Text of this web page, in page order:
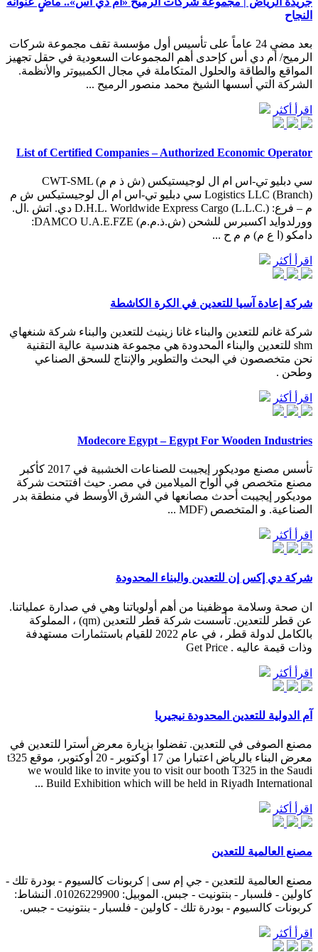
النجاح
بعد مضي 24 عاماً على تأسيس أول مؤسسة تقف مجموعة شركات
الرميح/ أم دي أس كإحدى أهم المجموعات السعودية في حقل تجهيز
المواقع والطاقة والحلول المتكاملة في مجال الكمبيوتر والأنظمة.
الشركة التي أسسها الشيخ محمد منصور الرميح ...
اقرأ أكثر
List of Certified Companies – Authorized Economic Operator
سي دبليو تي-اس ام ال لوجيستيكس (ش ذ م م) CWT-SML
Logistics LLC (Branch) سي دبليو تي-اس ام ال لوجيستيكس ش م
م – فرع: D.H.L. Worldwide Express Cargo (L.L.C.) دي. اتش .ال.
وورلدوايد اكسبرس للشحن (ش.ذ.م.م) DAMCO U.A.E.FZE:
دامكو (ا ع م) م م ح ...
اقرأ أكثر
شركة إعادة آسيا للتعدين في الكرة الكاشطة
شركة غانم للتعدين والبناء غانا زينيث للتعدين والبناء شركة شنغهاي
shm للتعدين والبناء المحدودة هي مجموعة هندسية عالية التقنية
نحن متخصصون في البحث والتطوير والإنتاج للسحق الصناعي
وطحن .
اقرأ أكثر
Modecore Egypt – Egypt For Wooden Industries
تأسس مصنع موديكور إيجيبت للصناعات الخشبية في 2017 كأكبر
مصنع متخصص في ألواح الميلامين في مصر. حيث افتتحت شركة
موديكور إيجيبت أحدث مصانعها في الشرق الأوسط في منطقة بدر
الصناعية. و المتخصص (MDF ...
اقرأ أكثر
شركة دي إكس إن للتعدين والبناء المحدودة
ان صحة وسلامة موظفينا من أهم أولوياتنا وهي في صدارة عملياتنا.
عن قطر للتعدين. تأسست شركة قطر للتعدين (qm) ، المملوكة
بالكامل لدولة قطر ، في عام 2022 للقيام باستثمارات مستهدفة
وذات قيمة عاليه . Get Price
اقرأ أكثر
آم الدولية للتعدين المحدودة نيجيريا
مصنع الصوفى في للتعدين. تفضلوا بزيارة معرض أسترا للتعدين في
معرض البناء بالرياض اعتبارا من 17 أوكتوبر - 20 أوكتوبر، موقع t325
we would like to invite you to visit our booth T325 in the Saudi
Build Exhibition which will be held in Riyadh International ...
اقرأ أكثر
مصنع العالمية للتعدين
مصنع العالمية للتعدين - جي إم سى | كربونات كالسيوم - بودرة تلك -
كاولين - فلسبار - بنتونيت - جبس. الموبيل: 01026229900. النشاط:
كربونات كالسيوم - بودرة تلك - كاولين - فلسبار - بنتونيت - جبس.
اقرأ أكثر